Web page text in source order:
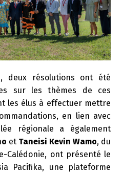
deux résolutions ont été
sur les thèmes de ces
les élus à effectuer mettre
en lien avec
régionale a également
et Taneisi Kevin Wamo, du
Calédonie, ont présenté le
Pacifika, une plateforme